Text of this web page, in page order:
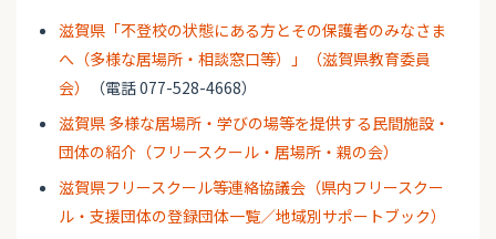
滋賀県「不登校の状態にある方とその保護者のみなさま
へ（多様な居場所・相談窓口等）」（滋賀県教育委員
会）
（電話 077-528-4668）
滋賀県 多様な居場所・学びの場等を提供する民間施設・
団体の紹介（フリースクール・居場所・親の会）
滋賀県フリースクール等連絡協議会（県内フリースクー
ル・支援団体の登録団体一覧／地域別サポートブック）